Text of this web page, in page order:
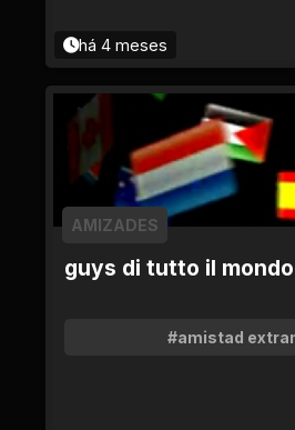
há 4 meses
AMIZADES
#amistad